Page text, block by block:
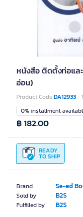
หนังสือ ติดตั้งท่อแล
อ่อน)
Product CodeDA12933
Brand Se-ed
Sold by B2S
Fulfilled by B2S
0% installment
READY
TO SHIP
฿ 182.00